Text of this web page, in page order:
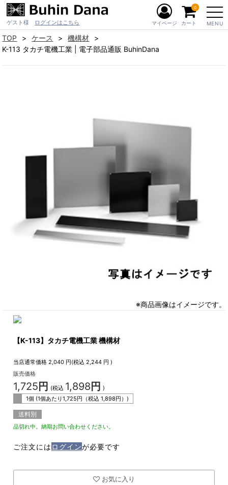
ゲスト様 ログインはこちら MENU
マイページ カート
0
TOP ケース
機構材
K-113 タカチ電機工業 | 電子部品通販 BuhinDana
※商品画像はイメージです。
【K-113】タカチ電機工業 機構材
当店通常価格 2,040 円(税込 2,244 円 )
販売価格
1,725 円 (税込 1,898 円 )
1個 (1個あたり1,725円（税込1,898円）)
送料別
品切れ中。納期お問い合わせください。
ご注文には ログインが必要です
お気に入り